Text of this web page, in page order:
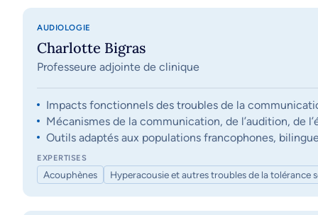
AUDIOLOGIE
Charlotte Bigras
Professeure adjointe de clinique
Impacts fonctionnels des troubles de la
Mécanismes de la communication, de l’audition, de
Outils adaptés aux populations francophones,
EXPERTISES
Acouphènes Hyperacousie et autres troubles de la tolérance